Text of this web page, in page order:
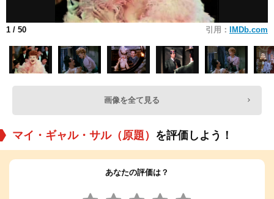
1 / 50 引用： IMDb.com
画像を全て見る
マイ・ギャル・サル（原題） を評価しよう！
あなたの評価は？